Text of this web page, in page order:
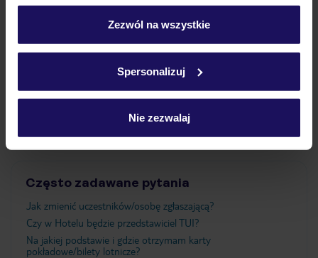
personalizować swój wybór wchodząc w zakładkę
Szczegółowe informacje o plikach cookie znajdziesz
Zezwól na wszystkie
Spersonalizuj
Nie zezwalaj
Ważne informacje
Często zadawane pytania
Jak zmienić uczestników/osobę zgłaszającą?
Czy w Hotelu będzie przedstawiciel TUI?
Na jakiej podstawie i gdzie otrzymam karty
pokładowe/bilety lotnicze?